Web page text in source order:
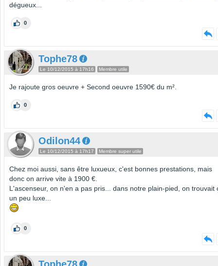
dégueux...
0
Tophe78
Le 10/12/2015 à 17h16 Membre utile
Je rajoute gros oeuvre + Second oeuvre 1590€ du m².
0
Odilon44
Le 10/12/2015 à 17h17 Membre super utile
Chez moi aussi, sans être luxueux, c'est bonnes prestations, mais
donc on arrive vite à 1900 €.
L'ascenseur, on n'en a pas pris... dans notre plain-pied, on trouvait
un peu luxe...
0